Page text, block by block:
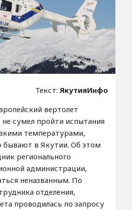
Текст:ЯкутияИнфо
вертолет
не сумел пройти испытания
температурами,
бывают в Якутии. Об этом
регионального
администрации,
неназванным. По
отделения,
проводилась по запросу